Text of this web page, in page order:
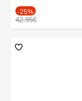
-25%
42.95€